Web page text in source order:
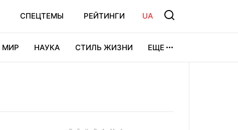
СПЕЦТЕМЫ РЕЙТИНГИ UA
МИР НАУКА СТИЛЬ ЖИЗНИ ЕЩЕ